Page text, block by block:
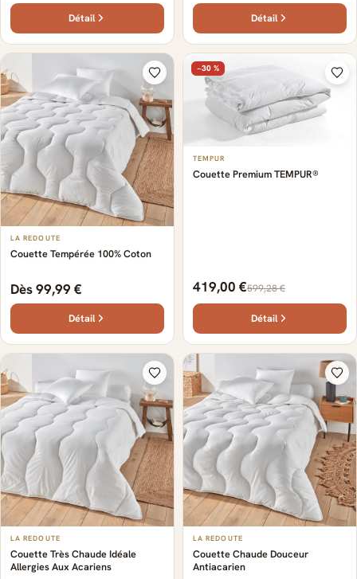
Détail Détail
LA REDOUTE
Couette Tempérée 100% Coton
Dès 99,99 €
Détail
−30 %
TEMPUR
Couette Premium TEMPUR®
419,00 €599,28 €
Détail
LA REDOUTE
Couette Très Chaude Idéale
Allergies Aux Acariens
LA REDOUTE
Couette Chaude Douceur
Antiacarien